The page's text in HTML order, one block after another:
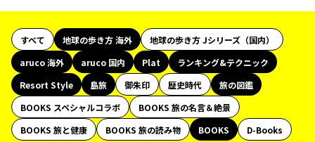
すべて 地球の歩き方 海外
地球の歩き方 Jシリーズ（国内）
aruco 海外
aruco 国内 Plat
ランキング&テクニック
Resort Style
島旅 御朱印 歴史時代
旅の図鑑
BOOKS スペシャルコラボ
BOOKS 旅の名言＆絶景
BOOKS 旅と健康
BOOKS 旅の読み物 BOOKS
D-Books